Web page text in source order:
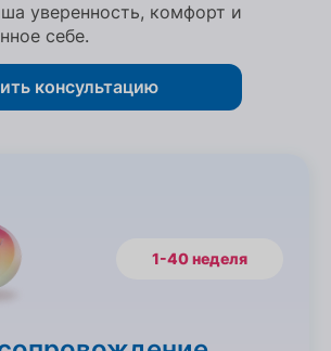
уверенность, комфорт и
себе.
консультацию
1-40 неделя